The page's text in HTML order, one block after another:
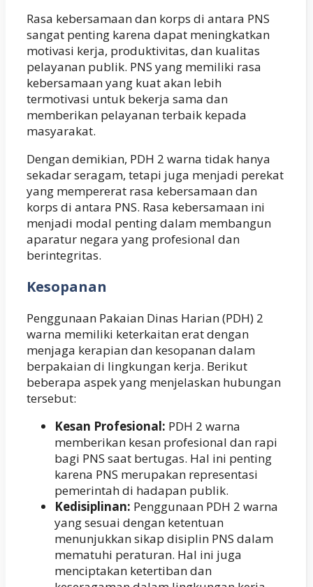
Rasa kebersamaan dan korps di antara PNS
sangat penting karena dapat meningkatkan
motivasi kerja, produktivitas, dan kualitas
pelayanan publik. PNS yang memiliki rasa
kebersamaan yang kuat akan lebih
termotivasi untuk bekerja sama dan
memberikan pelayanan terbaik kepada
masyarakat.
Dengan demikian, PDH 2 warna tidak hanya
sekadar seragam, tetapi juga menjadi perekat
yang mempererat rasa kebersamaan dan
korps di antara PNS. Rasa kebersamaan ini
menjadi modal penting dalam membangun
aparatur negara yang profesional dan
berintegritas.
Kesopanan
Penggunaan Pakaian Dinas Harian (PDH) 2
warna memiliki keterkaitan erat dengan
menjaga kerapian dan kesopanan dalam
berpakaian di lingkungan kerja. Berikut
beberapa aspek yang menjelaskan hubungan
tersebut:
Kesan Profesional: PDH 2 warna
memberikan kesan profesional dan rapi
bagi PNS saat bertugas. Hal ini penting
karena PNS merupakan representasi
pemerintah di hadapan publik.
Kedisiplinan: Penggunaan PDH 2 warna
yang sesuai dengan ketentuan
menunjukkan sikap disiplin PNS dalam
mematuhi peraturan. Hal ini juga
menciptakan ketertiban dan